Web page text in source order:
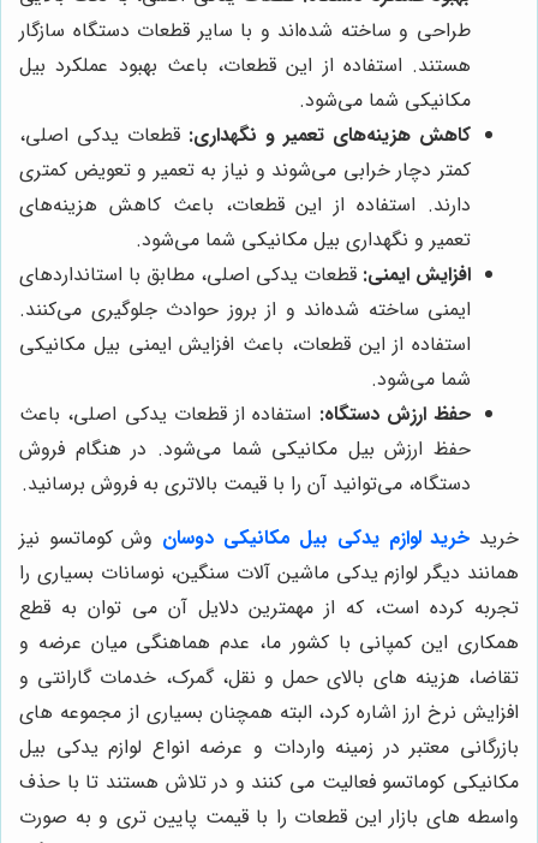
طراحی و ساخته شده‌اند و با سایر قطعات دستگاه سازگار
هستند. استفاده از این قطعات، باعث بهبود عملکرد بیل
مکانیکی شما می‌شود.
کاهش هزینه‌های تعمیر و نگهداری: قطعات یدکی اصلی،
کمتر دچار خرابی می‌شوند و نیاز به تعمیر و تعویض کمتری
دارند. استفاده از این قطعات، باعث کاهش هزینه‌های
تعمیر و نگهداری بیل مکانیکی شما می‌شود.
افزایش ایمنی: قطعات یدکی اصلی، مطابق با استانداردهای
ایمنی ساخته شده‌اند و از بروز حوادث جلوگیری می‌کنند.
استفاده از این قطعات، باعث افزایش ایمنی بیل مکانیکی
شما می‌شود.
حفظ ارزش دستگاه: استفاده از قطعات یدکی اصلی، باعث
حفظ ارزش بیل مکانیکی شما می‌شود. در هنگام فروش
دستگاه، می‌توانید آن را با قیمت بالاتری به فروش برسانید.
خرید خرید لوازم یدکی بیل مکانیکی دوسان وش کوماتسو نیز
همانند دیگر لوازم یدکی ماشین آلات سنگین، نوسانات بسیاری را
تجربه کرده است، که از مهمترین دلایل آن می توان به قطع
همکاری این کمپانی با کشور ما، عدم هماهنگی میان عرضه و
تقاضا، هزینه های بالای حمل و نقل، گمرک، خدمات گارانتی و
افزایش نرخ ارز اشاره کرد، البته همچنان بسیاری از مجموعه های
بازرگانی معتبر در زمینه واردات و عرضه انواع لوازم یدکی بیل
مکانیکی کوماتسو فعالیت می کنند و در تلاش هستند تا با حذف
واسطه های بازار این قطعات را با قیمت پایین تری و به صورت